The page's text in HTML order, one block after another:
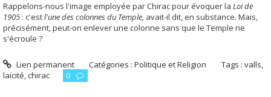
Rappelons-nous l'image employée par Chirac pour évoquer la Loi de
1905 : c'estl'une des colonnes du Temple, avait-il dit, en substance. Mais,
précisément, peut-on enlever une colonne sans que le Temple ne
s'écroule ?
Lien permanent Catégories :Politique et Religion Tags :valls,
laïcité,chirac 0